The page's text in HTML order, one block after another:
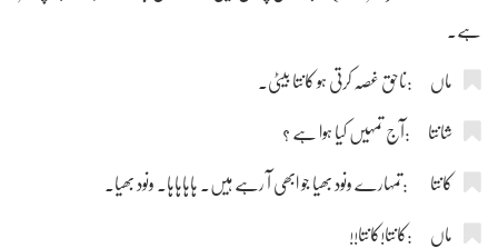
ہے۔
ماں :ناحق غصہ کرتی ہو کانتا بیٹی۔
شانتا :آج تمہیں کیا ہوا ہے ؟
کانتا :تمہارے ونود بھیا جو ابھی آ رہے ہیں۔ ہاہاہاہا۔ ونود بھیا۔
ماں :کانتا!کانتا!!